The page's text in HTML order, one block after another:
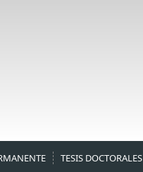
TESIS DOCTORALES